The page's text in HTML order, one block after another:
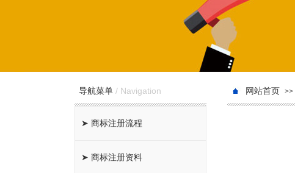
导航菜单 / Navigation 网站首页 >>
➤ 商标注册流程
➤ 商标注册资料